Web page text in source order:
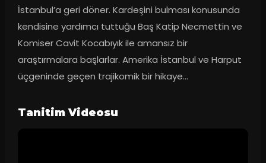
İstanbul’a geri döner. Kardeşini bulması konusunda
kendisine yardımcı tuttuğu Baş Katip Necmettin ve
Komiser Cavit Kocabıyık ile amansız bir
araştırmalara başlarlar. Amerika İstanbul ve Harput
üçgeninde geçen trajikomik bir hikaye…
Tanitim Videosu